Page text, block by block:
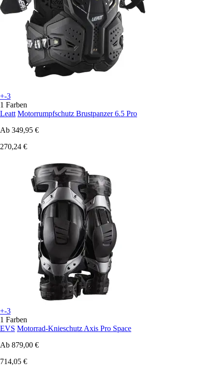
+-3
1 Farben
Leatt Motorrumpfschutz Brustpanzer 6.5 Pro
Ab 349,95 €
270,24 €
+-3
1 Farben
EVS Motorrad-Knieschutz Axis Pro Space
Ab 879,00 €
714,05 €